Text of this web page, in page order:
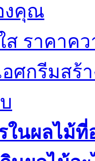
งคุณ
ส ราคาค
อศกรีมส
ในผลไม้